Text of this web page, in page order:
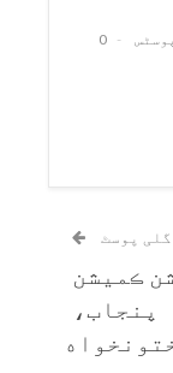
0
پوسٹ
ڪميشن
پنجاب،